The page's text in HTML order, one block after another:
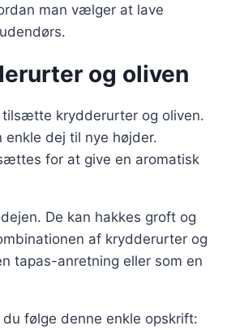
man vælger at lave
og oliven
krydderurter og oliven.
dej til nye højder.
for at give en aromatisk
De kan hakkes groft og
af krydderurter og
tapas-anretning eller som en
følge denne enkle opskrift: